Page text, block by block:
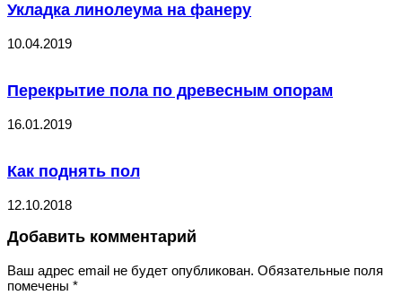
Укладка линолеума на фанеру
10.04.2019
Перекрытие пола по древесным опорам
16.01.2019
Как поднять пол
12.10.2018
Добавить комментарий
Ваш адрес email не будет опубликован. Обязательные поля
помечены *